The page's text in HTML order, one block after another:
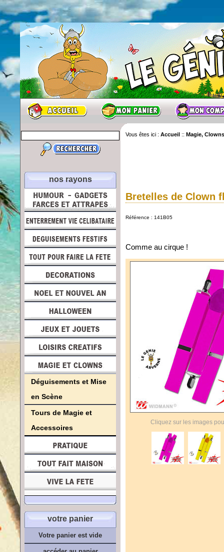
nos rayons
Déguisements et Mise
en Scène
Tours de Magie et
Accessoires
votre panier
Votre panier est vide
Vous êtes ici : Accueil :: Magie,
Bretelles de Clown
Référence : 141B05
Comme au cirque !
Cliquez sur les images